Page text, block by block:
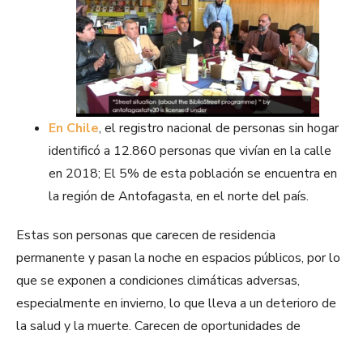
En Chile, el registro nacional de personas sin hogar
identificó a 12.860 personas que vivían en la calle
en 2018; El 5% de esta población se encuentra en
la región de Antofagasta, en el norte del país.
Estas son personas que carecen de residencia
permanente y pasan la noche en espacios públicos, por lo
que se exponen a condiciones climáticas adversas,
especialmente en invierno, lo que lleva a un deterioro de
la salud y la muerte. Carecen de oportunidades de